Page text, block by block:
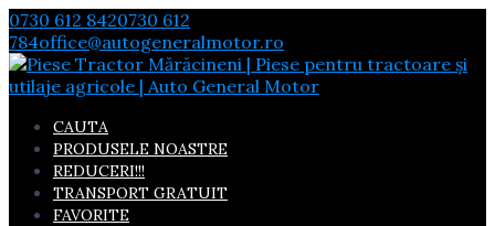
Skip
to
content
0730 612 8420730 612
784office@autogeneralmotor.ro
CAUTA
PRODUSELE NOASTRE
REDUCERI!!!
TRANSPORT GRATUIT
FAVORITE